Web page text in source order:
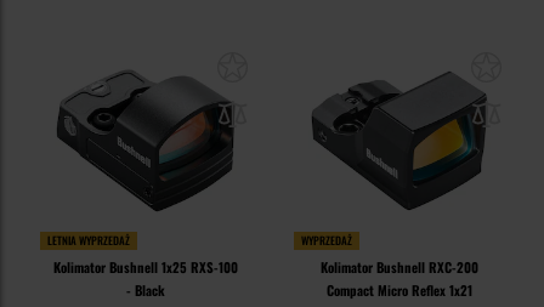
LETNIA WYPRZEDAŻ
Kolimator Bushnell 1x25 RXS-100
- Black
WYPRZEDAŻ
Kolimator Bushnell RXC-200
Compact Micro Reflex 1x21